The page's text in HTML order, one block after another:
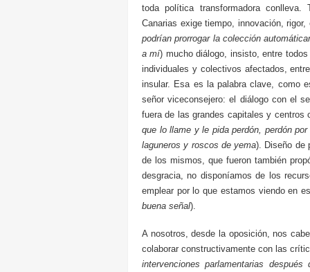
toda política transformadora
Canarias exige tiempo, innovación,
podrían prorrogar la colección
a mí) mucho diálogo, insisto, entre
individuales y colectivos afectados,
insular. Esa es la palabra clave, como
señor viceconsejero: el diálogo con el
fuera de las grandes capitales y centros
que lo llame y le pida perdón, perdón
laguneros y roscos de yema). Diseño de
de los mismos, que fueron también
desgracia, no disponíamos de los
emplear por lo que estamos viendo en
buena señal).
A nosotros, desde la oposición, nos
colaborar constructivamente con las
intervenciones parlamentarias